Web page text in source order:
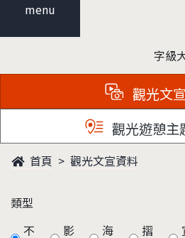
menu
字級
觀光文
觀光遊憩主
首頁 觀光文宣資料
類型
不
影
海
摺